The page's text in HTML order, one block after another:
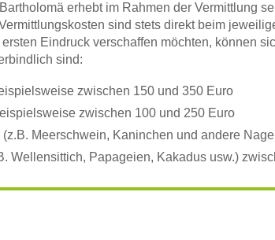
erhebt im Rahmen der Vermittlung
sind stets direkt beim
Eindruck verschaffen möchten, können
sind:
zwischen 150 und 350 Euro
zwischen 100 und 250 Euro
(z.B. Meerschwein, Kaninchen und andere
Wellensittich, Papageien, Kakadus usw.)